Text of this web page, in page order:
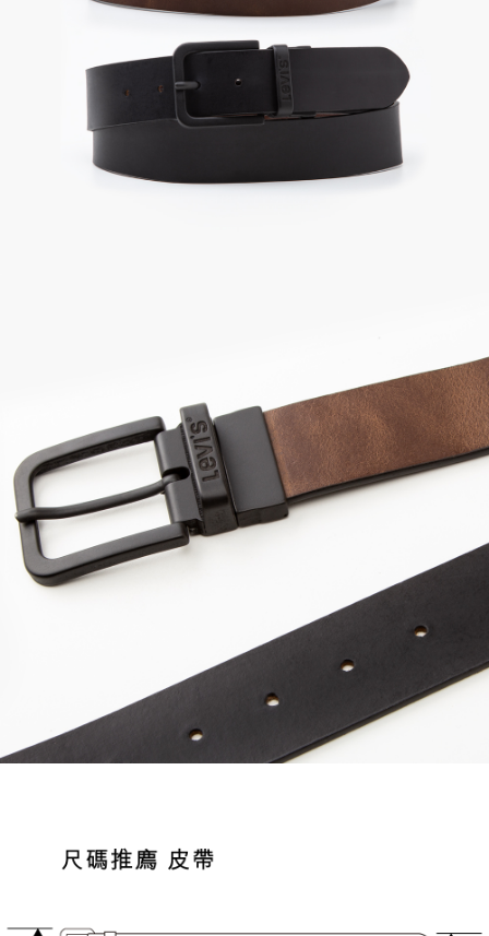
由本公司與您本人進行分期帳單所需資料之確認、核對及更正。
每筆NT$100，滿NT$1,000(含以上)免運費